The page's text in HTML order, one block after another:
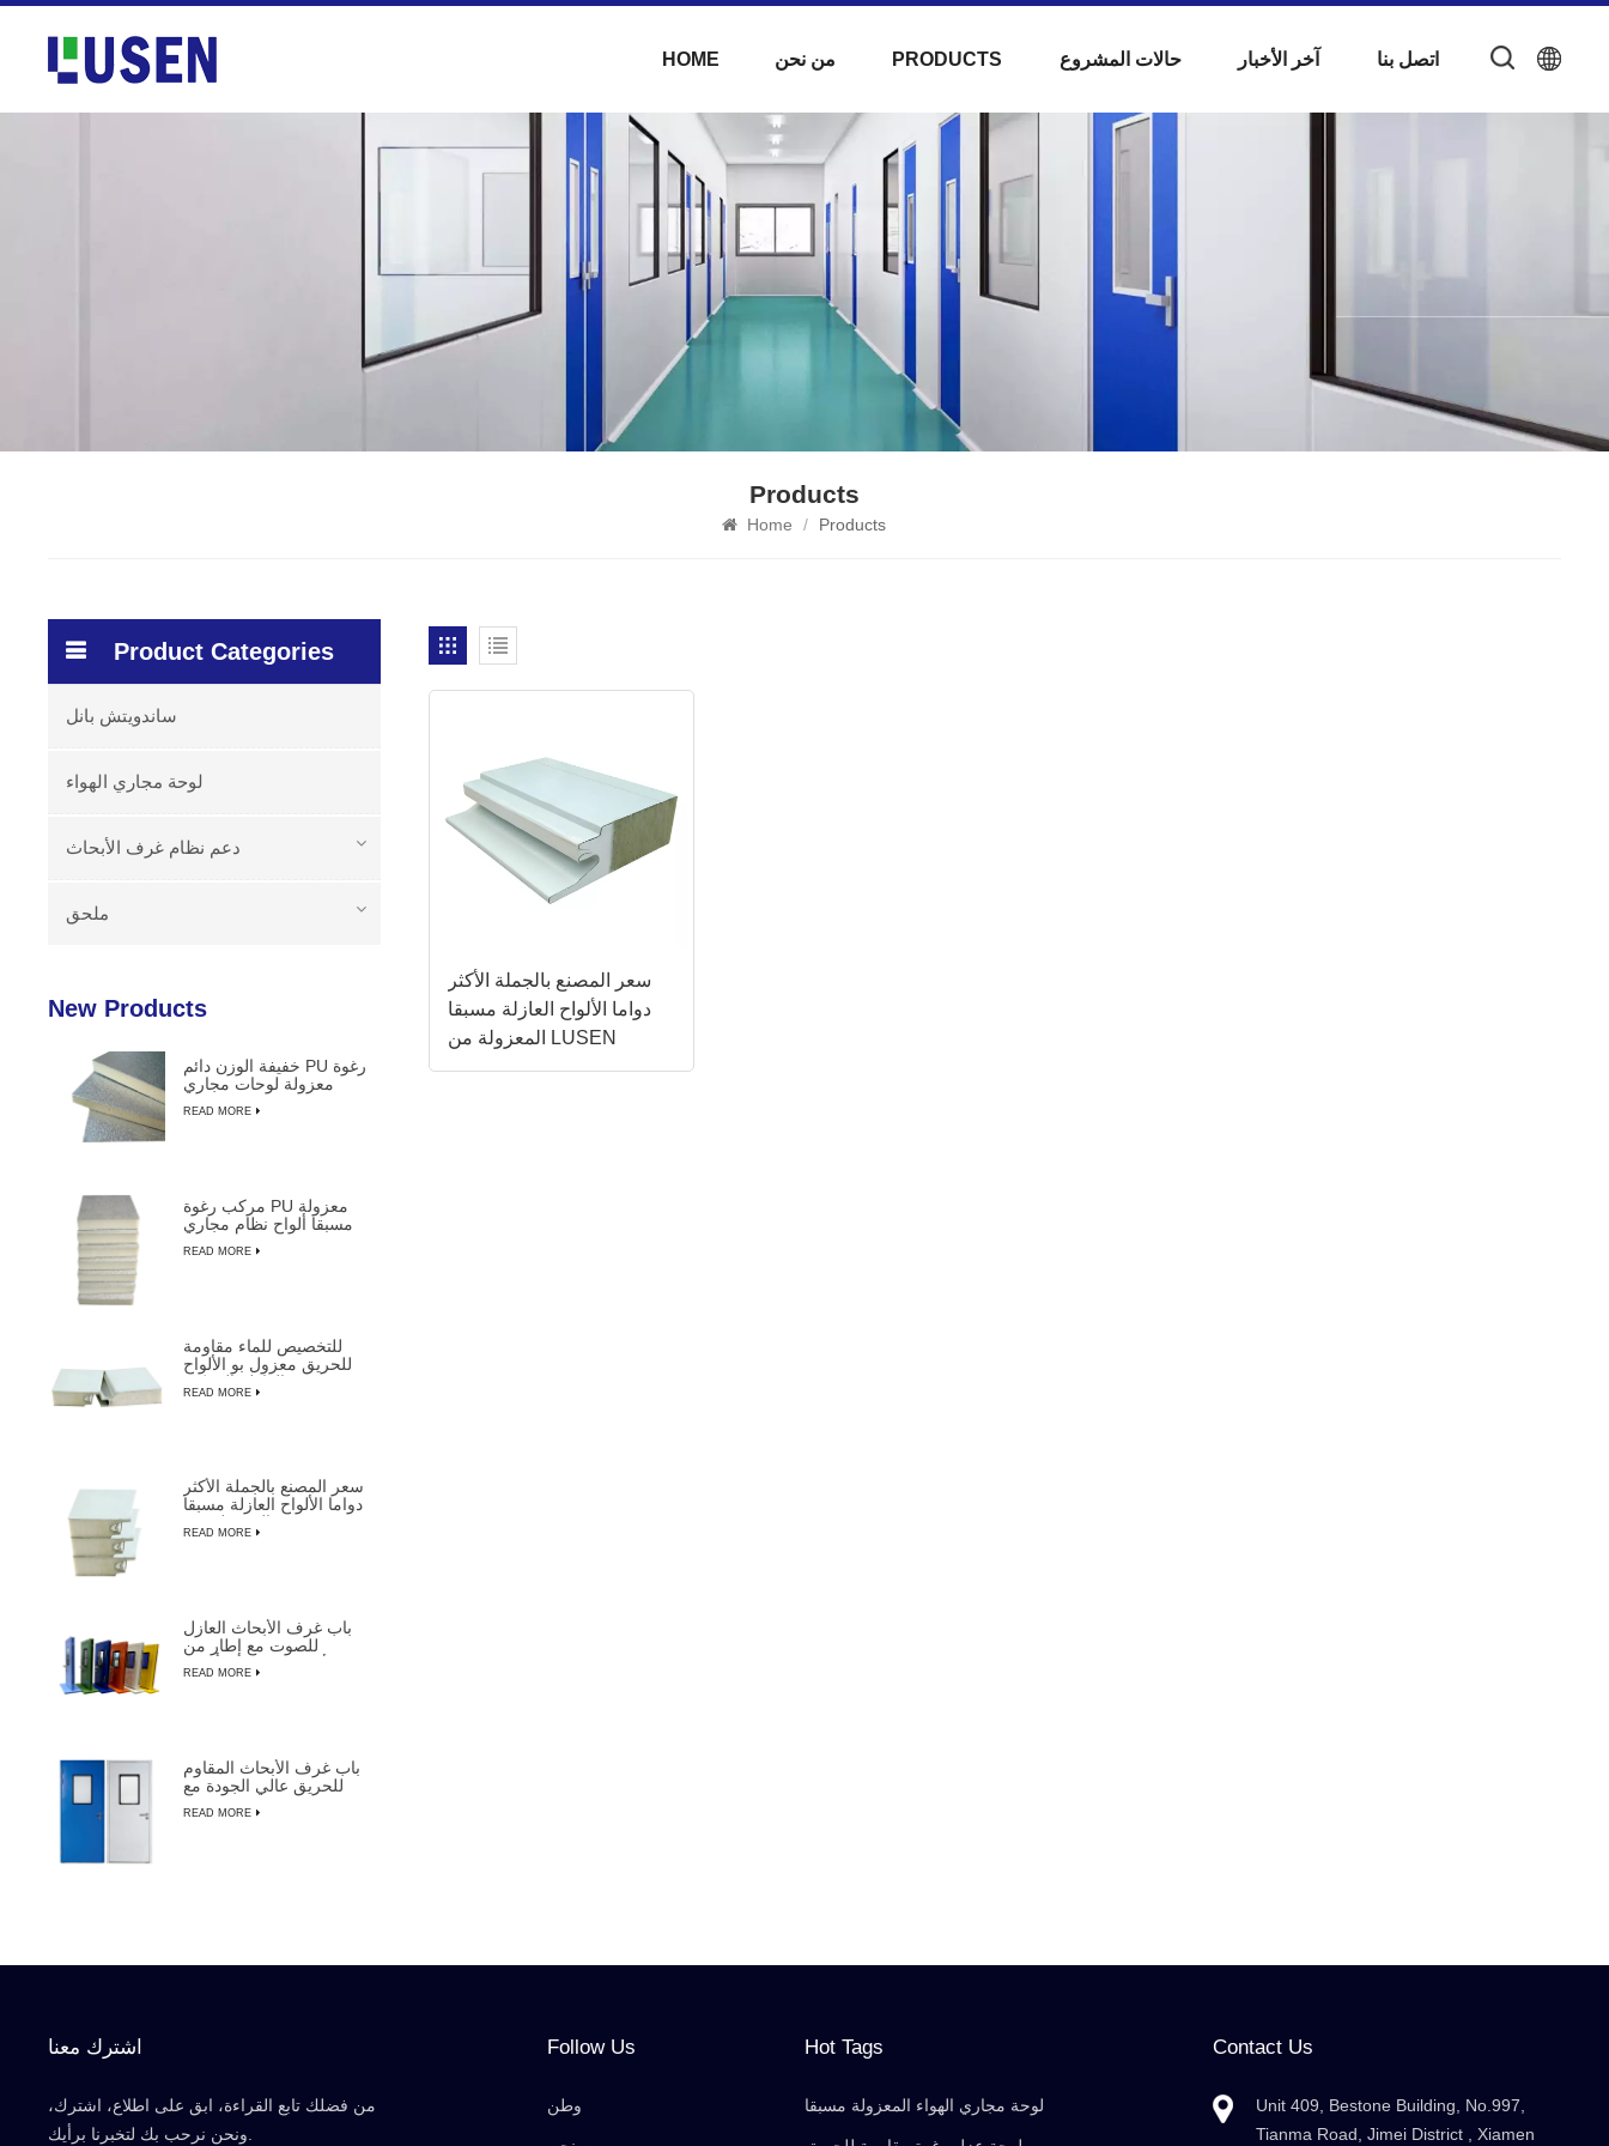
HOME من نحن PRODUCTS حالات المشروع آخر الأخبار اتصل بنا
Products
Home / Products
سعر المصنع بالجملة الأكثر
دواما الألواح العازلة مسبقا
المعزولة من LUSEN
Product Categories
ساندويتش بانل
لوحة مجاري الهواء
دعم نظام غرف الأبحاث
ملحق
New Products
خفيفة الوزن دائم PU رغوة
معزولة لوحات مجاري
الهواء
READ MORE
مركب رغوة PU معزولة
مسبقا ألواح نظام مجاري
READ MORE
للتخصيص للماء مقاومة
للحريق معزول بو الألواح
العازلة المركبة
READ MORE
سعر المصنع بالجملة الأكثر
دواما الألواح العازلة مسبقا
READ MORE
باب غرف الأبحاث العازل
للصوت مع إطار من
الألومنيوم لتصنيع أشباه
الموصلات
READ MORE
باب غرف الأبحاث المقاوم
للحريق عالي الجودة مع
READ MORE
اشترك معنا
من فضلك تابع القراءة، ابق على اطلاع، اشترك،
ونحن نرحب بك لتخبرنا برأيك.
Follow Us
وطن
Hot Tags
لوحة مجاري الهواء المعزولة مسبقا
Contact Us
Unit 409, Bestone Building, No.997,
Tianma Road, Jimei District , Xiamen